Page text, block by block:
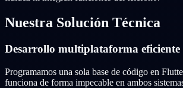
Nuestra Solución Técnica
Desarrollo multiplataforma eficiente
Programamos una sola base de código en
funciona de forma impecable en ambos